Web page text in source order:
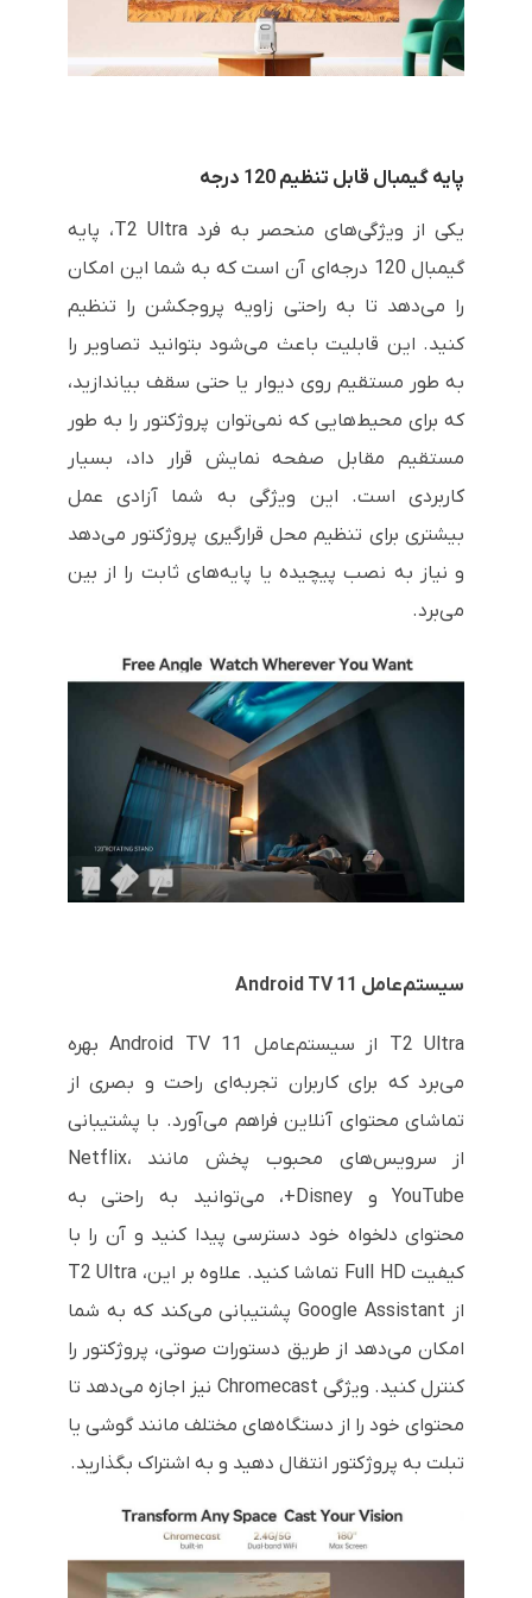
پایه گیمبال قابل تنظیم 120 درجه
یکی از ویژگی‌های منحصر به فرد T2 Ultra، پایه
گیمبال 120 درجه‌ای آن است که به شما این امکان
را می‌دهد تا به راحتی زاویه پروجکشن را تنظیم
کنید. این قابلیت باعث می‌شود بتوانید تصاویر را
به طور مستقیم روی دیوار یا حتی سقف بیاندازید،
که برای محیط‌هایی که نمی‌توان پروژکتور را به طور
مستقیم مقابل صفحه نمایش قرار داد، بسیار
کاربردی است. این ویژگی به شما آزادی عمل
بیشتری برای تنظیم محل قرارگیری پروژکتور می‌دهد
و نیاز به نصب پیچیده یا پایه‌های ثابت را از بین
می‌برد.
سیستم‌عامل Android TV 11
T2 Ultra از سیستم‌عامل Android TV 11 بهره
می‌برد که برای کاربران تجربه‌ای راحت و بصری از
تماشای محتوای آنلاین فراهم می‌آورد. با پشتیبانی
از سرویس‌های محبوب پخش مانند Netflix،
YouTube و Disney+، می‌توانید به راحتی به
محتوای دلخواه خود دسترسی پیدا کنید و آن را با
کیفیت Full HD تماشا کنید. علاوه بر این، T2 Ultra
از Google Assistant پشتیبانی می‌کند که به شما
امکان می‌دهد از طریق دستورات صوتی، پروژکتور را
کنترل کنید. ویژگی Chromecast نیز اجازه می‌دهد تا
محتوای خود را از دستگاه‌های مختلف مانند گوشی یا
تبلت به پروژکتور انتقال دهید و به اشتراک بگذارید.